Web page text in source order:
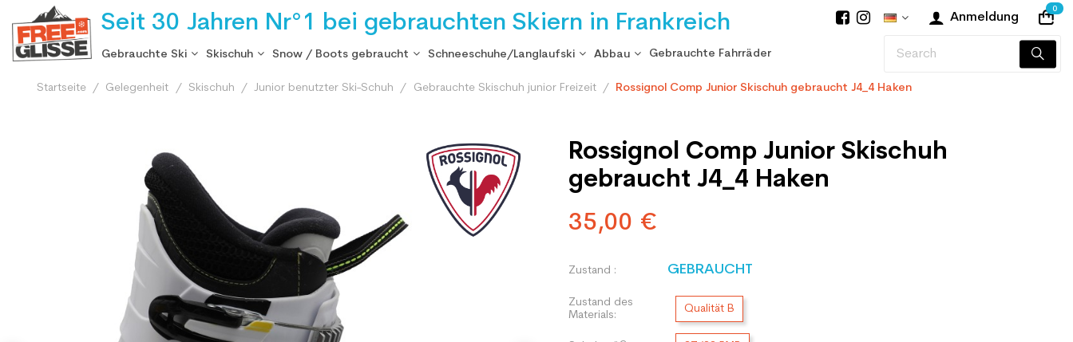
Seit 30 Jahren Nr°1 bei gebrauchten Skiern in Frankreich Anmeldung
0
Gebrauchte Ski Skischuh Snow / Boots gebraucht Schneeschuhe/Langlaufski Abbau Gebrauchte Fahrräder
Startseite Gelegenheit Skischuh Junior benutzter Ski-Schuh Gebrauchte Skischuh junior Freizeit Rossignol Comp Junior Skischuh gebraucht J4_4 Haken
Rossignol Comp Junior Skischuh
gebraucht J4_4 Haken
35,00 €
Zustand : GEBRAUCHT
Zustand des
Materials:
Qualität B